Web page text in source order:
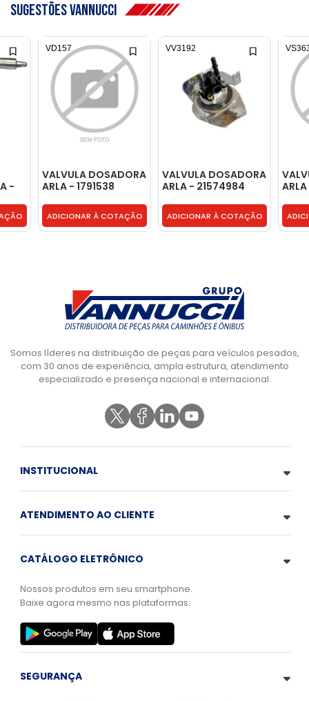
Sugestões Vannucci
-
VALVULA DOSADORA
ARLA - 1791538
ADICIONAR À COTAÇÃO
VD157
VALVULA DOSADORA
ARLA - 21574984
ADICIONAR À COTAÇÃO
VV3192
Somos líderes na distribuição de peças para veículos pesados,
com 30 anos de experiência, ampla estrutura, atendimento
especializado e presença nacional e internacional.
INSTITUCIONAL
ATENDIMENTO AO CLIENTE
CATÁLOGO ELETRÔNICO
Nossos produtos em seu smartphone.
Baixe agora mesmo nas plataformas:
SEGURANÇA